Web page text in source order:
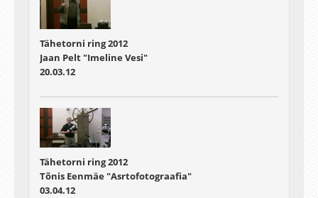
Tähetorni ring 2012
Jaan Pelt "Imeline Vesi"
20.03.12
Tähetorni ring 2012
Tõnis Eenmäe "Asrtofotograafia"
03.04.12